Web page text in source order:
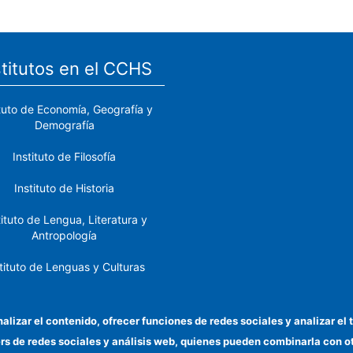
en el CCHS
de Economía, Geografía y
Demografía
Instituto de Filosofía
Instituto de Historia
de Lengua, Literatura y
Antropología
de Lenguas y Culturas
de Políticas y Bienes
Públicos
el contenido, ofrecer funciones de redes sociales y analizar
de redes sociales y análisis web, quienes pueden combinarla con